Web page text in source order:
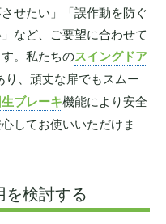
せたい」「誤作動を防ぐ
など、ご要望に合わせて
。私たちのスイングドア
り、頑丈な扉でもスムー
ブレーキ機能により安全
してお使いいただけま
を検討する